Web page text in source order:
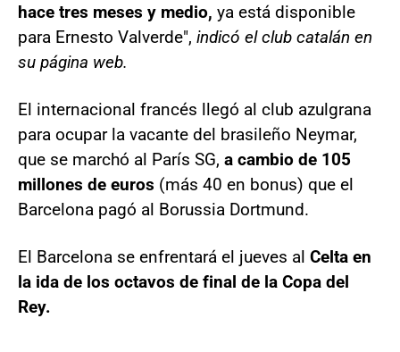
hace tres meses y medio, ya está disponible
para Ernesto Valverde", indicó el club catalán en
su página web.
El internacional francés llegó al club azulgrana
para ocupar la vacante del brasileño Neymar,
que se marchó al París SG, a cambio de 105
millones de euros (más 40 en bonus) que el
Barcelona pagó al Borussia Dortmund.
El Barcelona se enfrentará el jueves al Celta en
la ida de los octavos de final de la Copa del
Rey.